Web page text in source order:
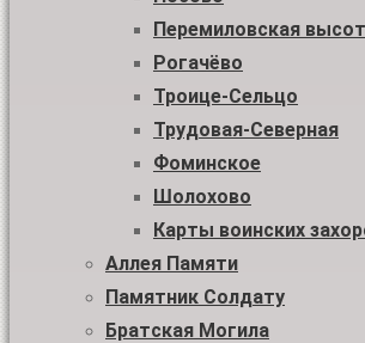
Перемиловская
Рогачёво
Троице-Сельцо
Трудовая-Северная
Фоминское
Шолохово
Карты воинских
Аллея Памяти
Памятник Солдату
Братская Могила